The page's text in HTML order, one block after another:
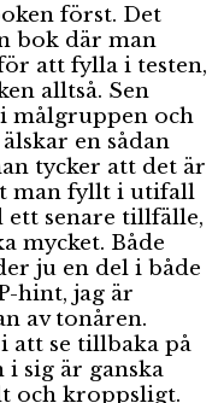
först. Det
bok där man
att fylla i testen,
alltså. Sen
målgruppen och
en sådan
tycker att det är
man fyllt i utifall
senare tillfälle,
mycket. Både
ju en del i både
hint, jag är
av tonåren.
att se tillbaka på
sig är ganska
och kroppsligt.